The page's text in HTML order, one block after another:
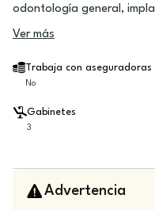
odontología general, impla
Ver más
Trabaja con aseguradoras
No
Gabinetes
3
Advertencia